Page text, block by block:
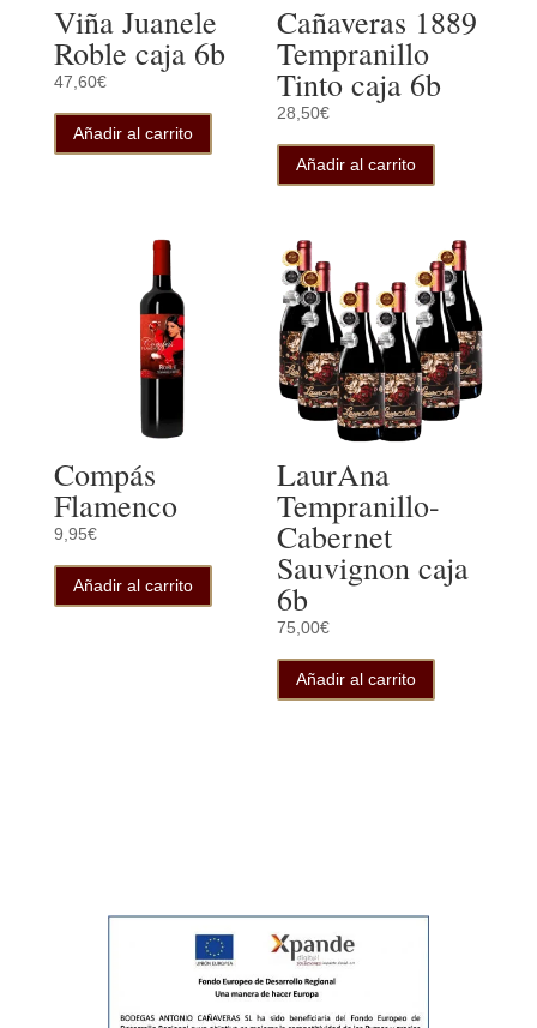
Viña Juanele
Roble caja 6b
47,60€
Añadir al carrito
Cañaveras 1889
Tempranillo
Tinto caja 6b
28,50€
Añadir al carrito
Compás
Flamenco
9,95€
Añadir al carrito
LaurAna
Tempranillo-
Cabernet
Sauvignon caja
6b
75,00€
Añadir al carrito